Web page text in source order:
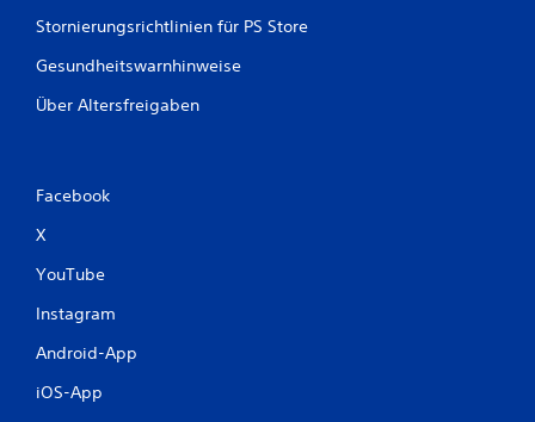
Stornierungsrichtlinien für PS Store
Gesundheitswarnhinweise
Über Altersfreigaben
Facebook
X
YouTube
Instagram
Android-App
iOS-App